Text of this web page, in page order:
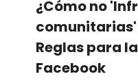
¿Cómo no
comunitarias'
Reglas para
Facebook